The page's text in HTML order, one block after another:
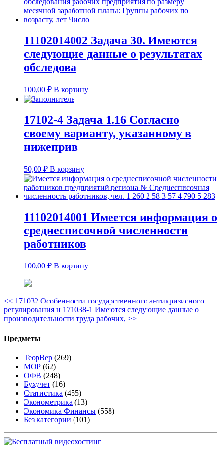
11102014002 Задача 30. Имеются
следующие данные о результатах
обследова
100,00 ₽ В корзину
17102-4 Задача 1.16 Согласно
своему варианту, указанному в
нижеприв
50,00 ₽ В корзину
11102014001 Имеется информация о
среднесписочной численности
работников
100,00 ₽ В корзину
<< 171032 Особенности государственного антикризисного
регулирования н 171038-1 Имеются следующие данные о
производительности труда рабочих, >>
Предметы
ТеорВер (269)
МОР (62)
ОФВ (248)
Бухучет (16)
Статистика (455)
Эконометрика (13)
Экономика Финансы (558)
Без категории (101)